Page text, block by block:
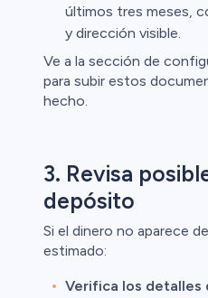
últimos tres meses,
y dirección visible.
Ve a la sección de
para subir estos
hecho.
3. Revisa
depósito
Si el dinero no aparece
estimado:
Verifica los detalles